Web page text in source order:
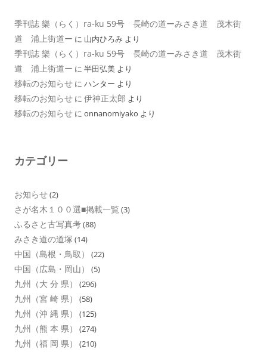
季刊誌 樂（らく）ra-ku 59号 長崎の道ーみさき道 茂木街
道 浦上街道ー に 山内ひろみ より
季刊誌 樂（らく）ra-ku 59号 長崎の道ーみさき道 茂木街
道 浦上街道ー に 半田弘美 より
移転のお知らせ に ハンター より
移転のお知らせ に 伊神正太郎 より
移転のお知らせ に onnanomiyako より
カテゴリー
お知らせ(2)
さが名木１００選■掲載一覧 (3)
ふるさと古写真考(88)
みさき道の道塚 (14)
中国（島根・鳥取） (22)
中国（広島・岡山） (5)
九州（大 分 県） (296)
九州（宮 崎 県） (58)
九州（沖 縄 県） (125)
九州（熊 本 県） (274)
九州（福 岡 県） (210)